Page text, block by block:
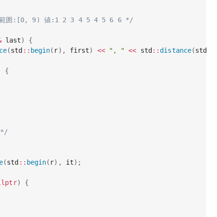
囲:[0, 9) 値:1 2 3 4 5 4 5 6 6 */
last)
{
(std :: begin( r) , first) << ", " << std::distance(std
{
*/
(std :: begin( r) , it) ;
)
{